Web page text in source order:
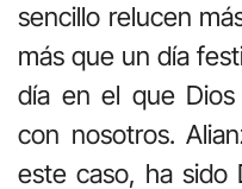
sencillo relucen
más que un día
día en el que
con nosotros.
este caso, ha sido